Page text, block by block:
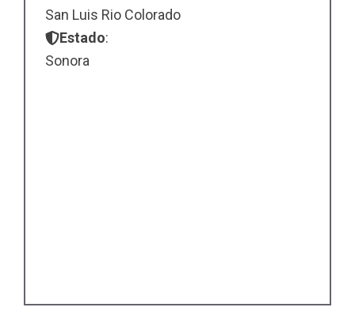
San Luis Rio Colorado
Estado:
Sonora